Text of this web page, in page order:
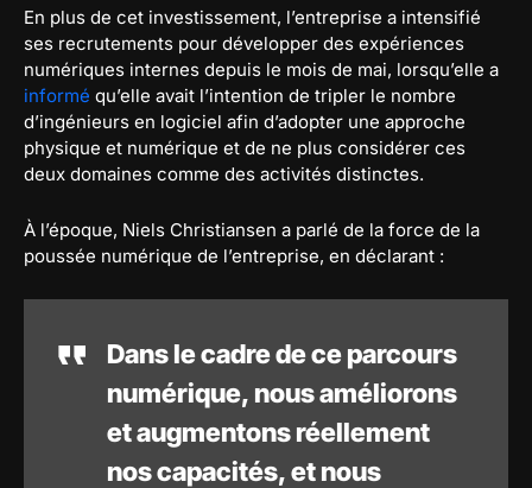
En plus de cet investissement, l’entreprise a intensifié
ses recrutements pour développer des expériences
numériques internes depuis le mois de mai, lorsqu’elle a
informé qu’elle avait l’intention de tripler le nombre
d’ingénieurs en logiciel afin d’adopter une approche
physique et numérique et de ne plus considérer ces
deux domaines comme des activités distinctes.
À l’époque, Niels Christiansen a parlé de la force de la
poussée numérique de l’entreprise, en déclarant :
Dans le cadre de ce parcours
numérique, nous améliorons
et augmentons réellement
nos capacités, et nous